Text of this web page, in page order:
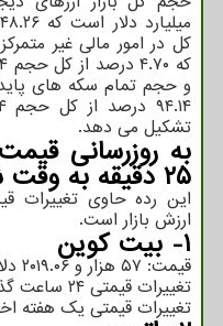
تشکیل می دهد.
۲۵ دقیقه به وقت شرقی)
ارزش بازار است.
۱- بیت کوین
قیمت: ۵۷ هزار و ۲۰۱۹.۰۶ دلار
تغییرات قیمتی ۲۴ ساعت گذشته: ۳.۱۱ درصد افزایش
تغییرات قیمتی یک هفته اخیر: ۱۲.۶۷ درصد